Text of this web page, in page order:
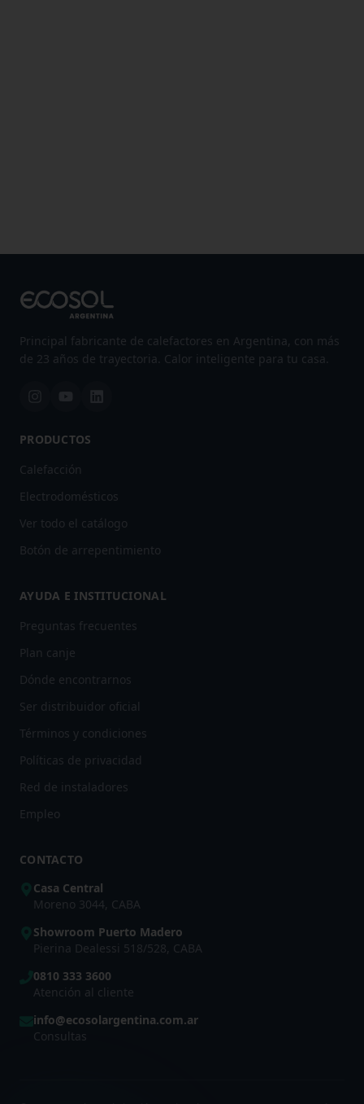
Principal fabricante de calefactores en Argentina, con más
de 23 años de trayectoria. Calor inteligente para tu casa.
PRODUCTOS
Calefacción
Electrodomésticos
Ver todo el catálogo
Botón de arrepentimiento
AYUDA E INSTITUCIONAL
Preguntas frecuentes
Plan canje
Dónde encontrarnos
Ser distribuidor oficial
Términos y condiciones
Políticas de privacidad
Red de instaladores
Empleo
CONTACTO
Casa Central
Moreno 3044, CABA
Showroom Puerto Madero
Pierina Dealessi 518/528, CABA
0810 333 3600
Atención al cliente
info@ecosolargentina.com.ar
Consultas